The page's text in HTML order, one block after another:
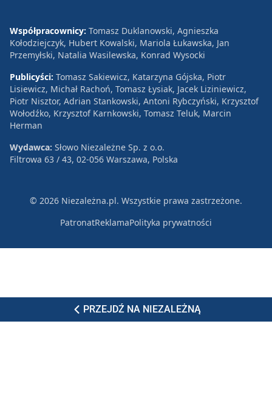
PRZEJDŹ NA NIEZALEŻNĄ
Współpracownicy: Tomasz Duklanowski, Agnieszka
Kołodziejczyk, Hubert Kowalski, Mariola Łukawska, Jan
Przemyłski, Natalia Wasilewska, Konrad Wysocki
Publicyści: Tomasz Sakiewicz, Katarzyna Gójska, Piotr
Lisiewicz, Michał Rachoń, Tomasz Łysiak, Jacek Liziniewicz,
Piotr Nisztor, Adrian Stankowski, Antoni Rybczyński, Krzysztof
Wołodźko, Krzysztof Karnkowski, Tomasz Teluk, Marcin
Herman
Wydawca: Słowo Niezależne Sp. z o.o.
Filtrowa 63 / 43, 02-056 Warszawa, Polska
© 2026 Niezależna.pl. Wszystkie prawa zastrzeżone.
PatronatReklamaPolityka prywatności